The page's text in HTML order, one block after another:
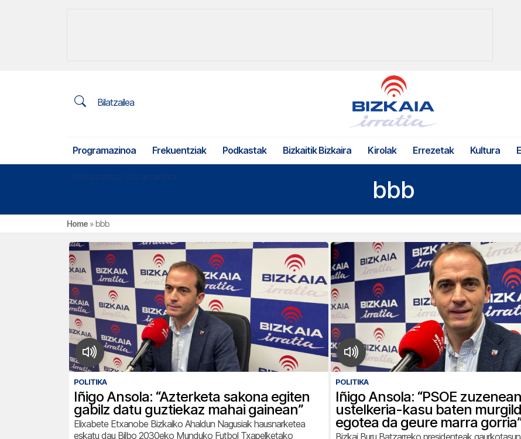
Bilatzailea
Programazinoa Frekuentziak Podkastak Bizkaitik Bizkaira Kirolak Errezetak Kultura
bbb
Home »bbb
POLITIKA
Iñigo Ansola: “Azterketa sakona egiten
gabilz datu guztiekaz mahai gainean”
Elixabete Etxanobe Bizkaiko Ahaldun Nagusiak hausnarketea
eskatu dau Bilbo 2030eko Munduko Futbol Txapelketako
POLITIKA
Iñigo Ansola: “PSOE zuzenean
ustelkeria-kasu baten
egotea da geure marra
Bizkai Buru Batzarreko presidenteak